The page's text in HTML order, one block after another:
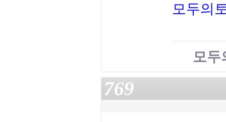
모두의
모두
769